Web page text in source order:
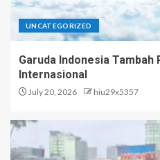
UNCATEGORIZED
Garuda Indonesia Tambah
Internasional
July 20, 2026 hiu29x5357